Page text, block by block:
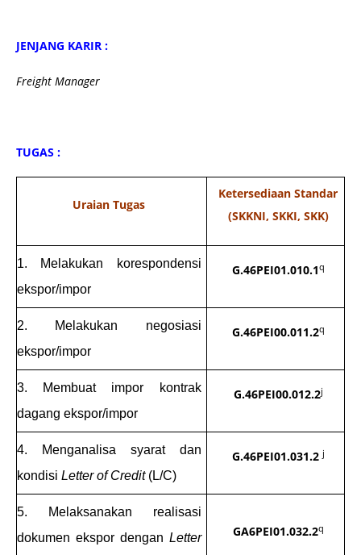
JENJANG KARIR :
Freight Manager
TUGAS :
Uraian Tugas
Ketersediaan Standar
(SKKNI, SKKI, SKK)
1. Melakukan korespondensi
ekspor/impor
G.46PEI01.010.1q
2. Melakukan negosiasi
ekspor/impor
G.46PEI00.011.2q
3. Membuat impor kontrak
dagang ekspor/impor
G.46PEI00.012.2j
4. Menganalisa syarat dan
kondisi Letter of Credit(L/C)
G.46PEI01.031.2j
5. Melaksanakan realisasi
dokumen ekspor dengan Letter
GA6PEI01.032.2q